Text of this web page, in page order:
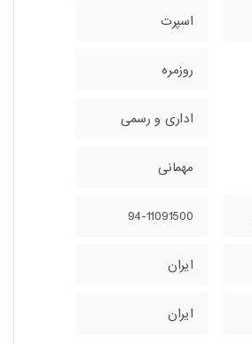
اسپرت
روزمره
اداری و رسمی
مهمانی
94-11091500
ایران
ایران